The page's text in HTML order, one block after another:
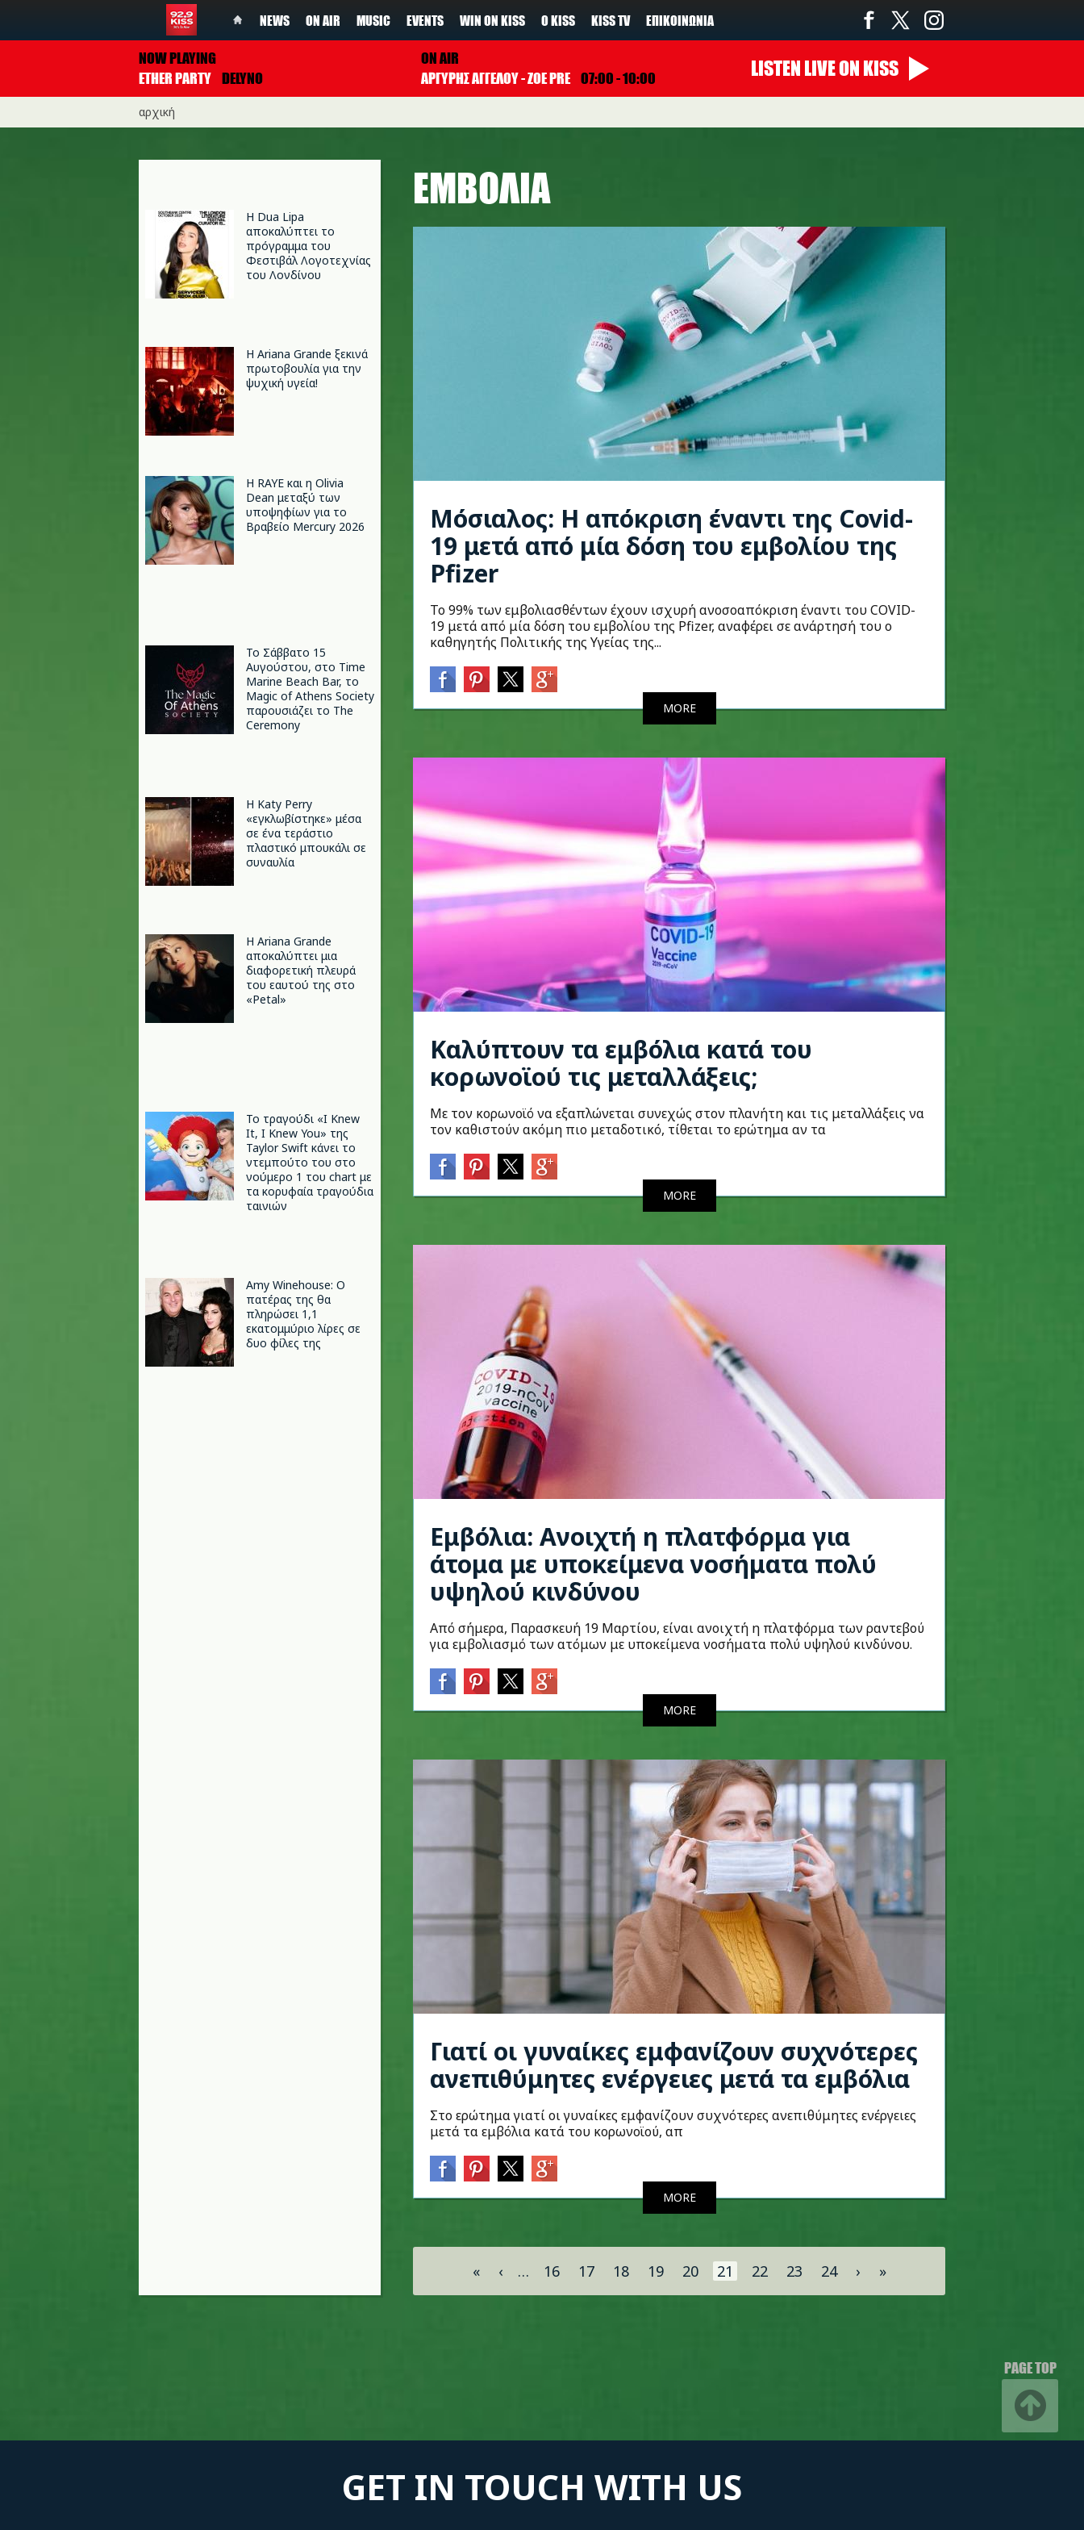
NEWS ON AIR MUSIC EVENTS WIN ON KISS Ο KISS KISS TV ΕΠΙΚΟΙΝΩΝΊΑ
NOW PLAYING
ETHER PARTY DELYNO
ON AIR
ΑΡΓΥΡΗΣ ΑΓΓΕΛΟΥ - ZOE PRE 07:00 - 10:00 LISTEN LIVEON KISS
αρχική
Η Dua Lipa
αποκαλύπτει το
πρόγραμμα του
Φεστιβάλ Λογοτεχνίας
του Λονδίνου
Η Ariana Grande ξεκινά
πρωτοβουλία για την
ψυχική υγεία!
Η RAYE και η Olivia
Dean μεταξύ των
υποψηφίων για το
Βραβείο Mercury 2026
Το Σάββατο 15
Αυγούστου, στο Time
Marine Beach Bar, το
Magic of Athens Society
παρουσιάζει το The
Ceremony
H Katy Perry
«εγκλωβίστηκε» μέσα
σε ένα τεράστιο
πλαστικό μπουκάλι σε
συναυλία
Η Ariana Grande
αποκαλύπτει μια
διαφορετική πλευρά
του εαυτού της στο
«Petal»
Το τραγούδι «I Knew
It, I Knew You» της
Taylor Swift κάνει το
ντεμπούτο του στο
νούμερο 1 του chart με
τα κορυφαία τραγούδια
ταινιών
Amy Winehouse: Ο
πατέρας της θα
πληρώσει 1,1
εκατομμύριο λίρες σε
δυο φίλες της
ΕΜΒΟΛΙΑ
Μόσιαλος: Η απόκριση έναντι της Covid-
19 μετά από μία δόση του εμβολίου της
Pfizer
To 99% των εμβολιασθέντων έχουν ισχυρή ανοσοαπόκριση έναντι του COVID-
19 μετά από μία δόση του εμβολίου της Pfizer, αναφέρει σε ανάρτησή του ο
καθηγητής Πολιτικής της Υγείας της...
MORE
Καλύπτουν τα εμβόλια κατά του
κορωνοϊού τις μεταλλάξεις;
Με τον κορωνοϊό να εξαπλώνεται συνεχώς στον πλανήτη και τις μεταλλάξεις να
τον καθιστούν ακόμη πιο μεταδοτικό, τίθεται το ερώτημα αν τα
MORE
Εμβόλια: Ανοιχτή η πλατφόρμα για
άτομα με υποκείμενα νοσήματα πολύ
υψηλού κινδύνου
Από σήμερα, Παρασκευή 19 Μαρτίου, είναι ανοιχτή η πλατφόρμα των ραντεβού
για εμβολιασμό των ατόμων με υποκείμενα νοσήματα πολύ υψηλού κινδύνου.
MORE
Γιατί οι γυναίκες εμφανίζουν συχνότερες
ανεπιθύμητες ενέργειες μετά τα εμβόλια
Στο ερώτημα γιατί οι γυναίκες εμφανίζουν συχνότερες ανεπιθύμητες ενέργειες
μετά τα εμβόλια κατά του κορωνοϊού, απ
MORE
Σελίδες
« ‹ … 16 17 18 19 20 21 22 23 24 › »
PAGE TOP
GET IN TOUCH WITH US